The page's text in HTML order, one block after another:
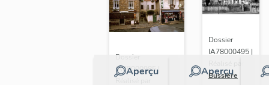
Aperçu
Dossier
IA78000985 |
Aperçu
Dossier
IA78000495 |
Bussière